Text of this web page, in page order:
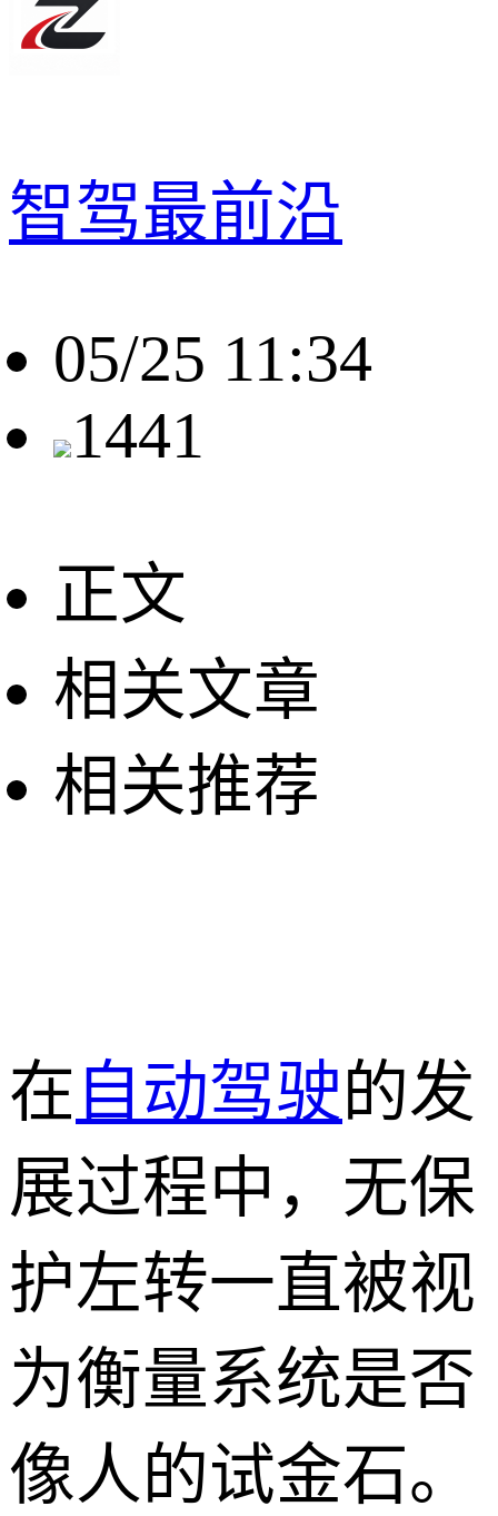
智驾最前沿
05/25 11:34
1441
正文
相关文章
相关推荐
在自动驾驶的发
展过程中，无保
护左转一直被视
为衡量系统是否
像人的试金石。